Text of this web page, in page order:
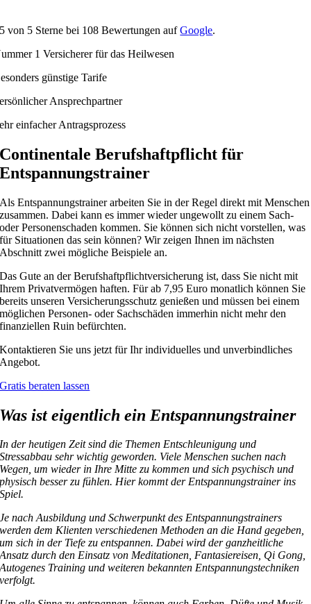
5 von 5 Sterne bei 108 Bewertungen aufGoogle.
1 Versicherer für das Heilwesen
günstige Tarife
Ansprechpartner
einfacher Antragsprozess
Continentale Berufshaftpflicht für
Entspannungstrainer
Als Entspannungstrainer arbeiten Sie in der Regel direkt mit Menschen
zusammen. Dabei kann es immer wieder ungewollt zu einem Sach-
oder Personenschaden kommen. Sie können sich nicht vorstellen, was
für Situationen das sein können? Wir zeigen Ihnen im nächsten
Abschnitt zwei mögliche Beispiele an.
Das Gute an der Berufshaftpflichtversicherung ist, dass Sie nicht mit
Ihrem Privatvermögen haften. Für ab 7,95 Euro monatlich können Sie
bereits unseren Versicherungsschutz genießen und müssen bei einem
möglichen Personen- oder Sachschäden immerhin nicht mehr den
finanziellen Ruin befürchten.
Kontaktieren Sie uns jetzt für Ihr individuelles und unverbindliches
Angebot.
Gratis beraten lassen
Was ist eigentlich ein Entspannungstrainer
In der heutigen Zeit sind die Themen Entschleunigung und
Stressabbau sehr wichtig geworden. Viele Menschen suchen nach
Wegen, um wieder in Ihre Mitte zu kommen und sich psychisch und
physisch besser zu fühlen. Hier kommt der Entspannungstrainer ins
Spiel.
Je nach Ausbildung und Schwerpunkt des Entspannungstrainers
werden dem Klienten verschiedenen Methoden an die Hand gegeben,
um sich in der Tiefe zu entspannen. Dabei wird der ganzheitliche
Ansatz durch den Einsatz von Meditationen, Fantasiereisen, Qi Gong,
Autogenes Training und weiteren bekannten Entspannungstechniken
verfolgt.